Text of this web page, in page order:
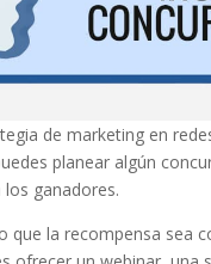
de marketing en
planear algún
ganadores.
que la recompensa sea